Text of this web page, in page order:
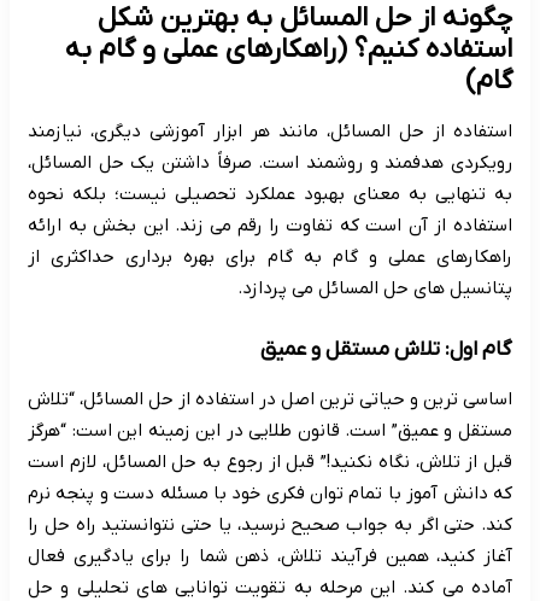
چگونه از حل المسائل به بهترین شکل
استفاده کنیم؟ (راهکارهای عملی و گام به
گام)
استفاده از حل المسائل، مانند هر ابزار آموزشی دیگری، نیازمند
رویکردی هدفمند و روشمند است. صرفاً داشتن یک حل المسائل،
به تنهایی به معنای بهبود عملکرد تحصیلی نیست؛ بلکه نحوه
استفاده از آن است که تفاوت را رقم می زند. این بخش به ارائه
راهکارهای عملی و گام به گام برای بهره برداری حداکثری از
پتانسیل های حل المسائل می پردازد.
گام اول: تلاش مستقل و عمیق
اساسی ترین و حیاتی ترین اصل در استفاده از حل المسائل، “تلاش
مستقل و عمیق” است. قانون طلایی در این زمینه این است: “هرگز
قبل از تلاش، نگاه نکنید!” قبل از رجوع به حل المسائل، لازم است
که دانش آموز با تمام توان فکری خود با مسئله دست و پنجه نرم
کند. حتی اگر به جواب صحیح نرسید، یا حتی نتوانستید راه حل را
آغاز کنید، همین فرآیند تلاش، ذهن شما را برای یادگیری فعال
آماده می کند. این مرحله به تقویت توانایی های تحلیلی و حل